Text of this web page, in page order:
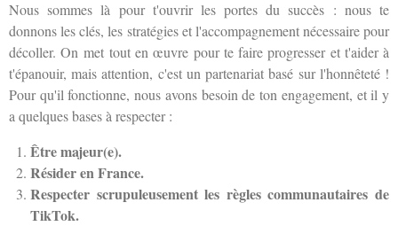
Nous sommes là pour t'ouvrir les portes du succès : nous te
donnons les clés, les stratégies et l'accompagnement nécessaire pour
décoller. On met tout en œuvre pour te faire progresser et t'aider à
t'épanouir, mais attention, c'est un partenariat basé sur l'honnêteté !
Pour qu'il fonctionne, nous avons besoin de ton engagement, et il y
a quelques bases à respecter :
Être majeur(e).
Résider en France.
Respecter scrupuleusement les règles communautaires de
TikTok.